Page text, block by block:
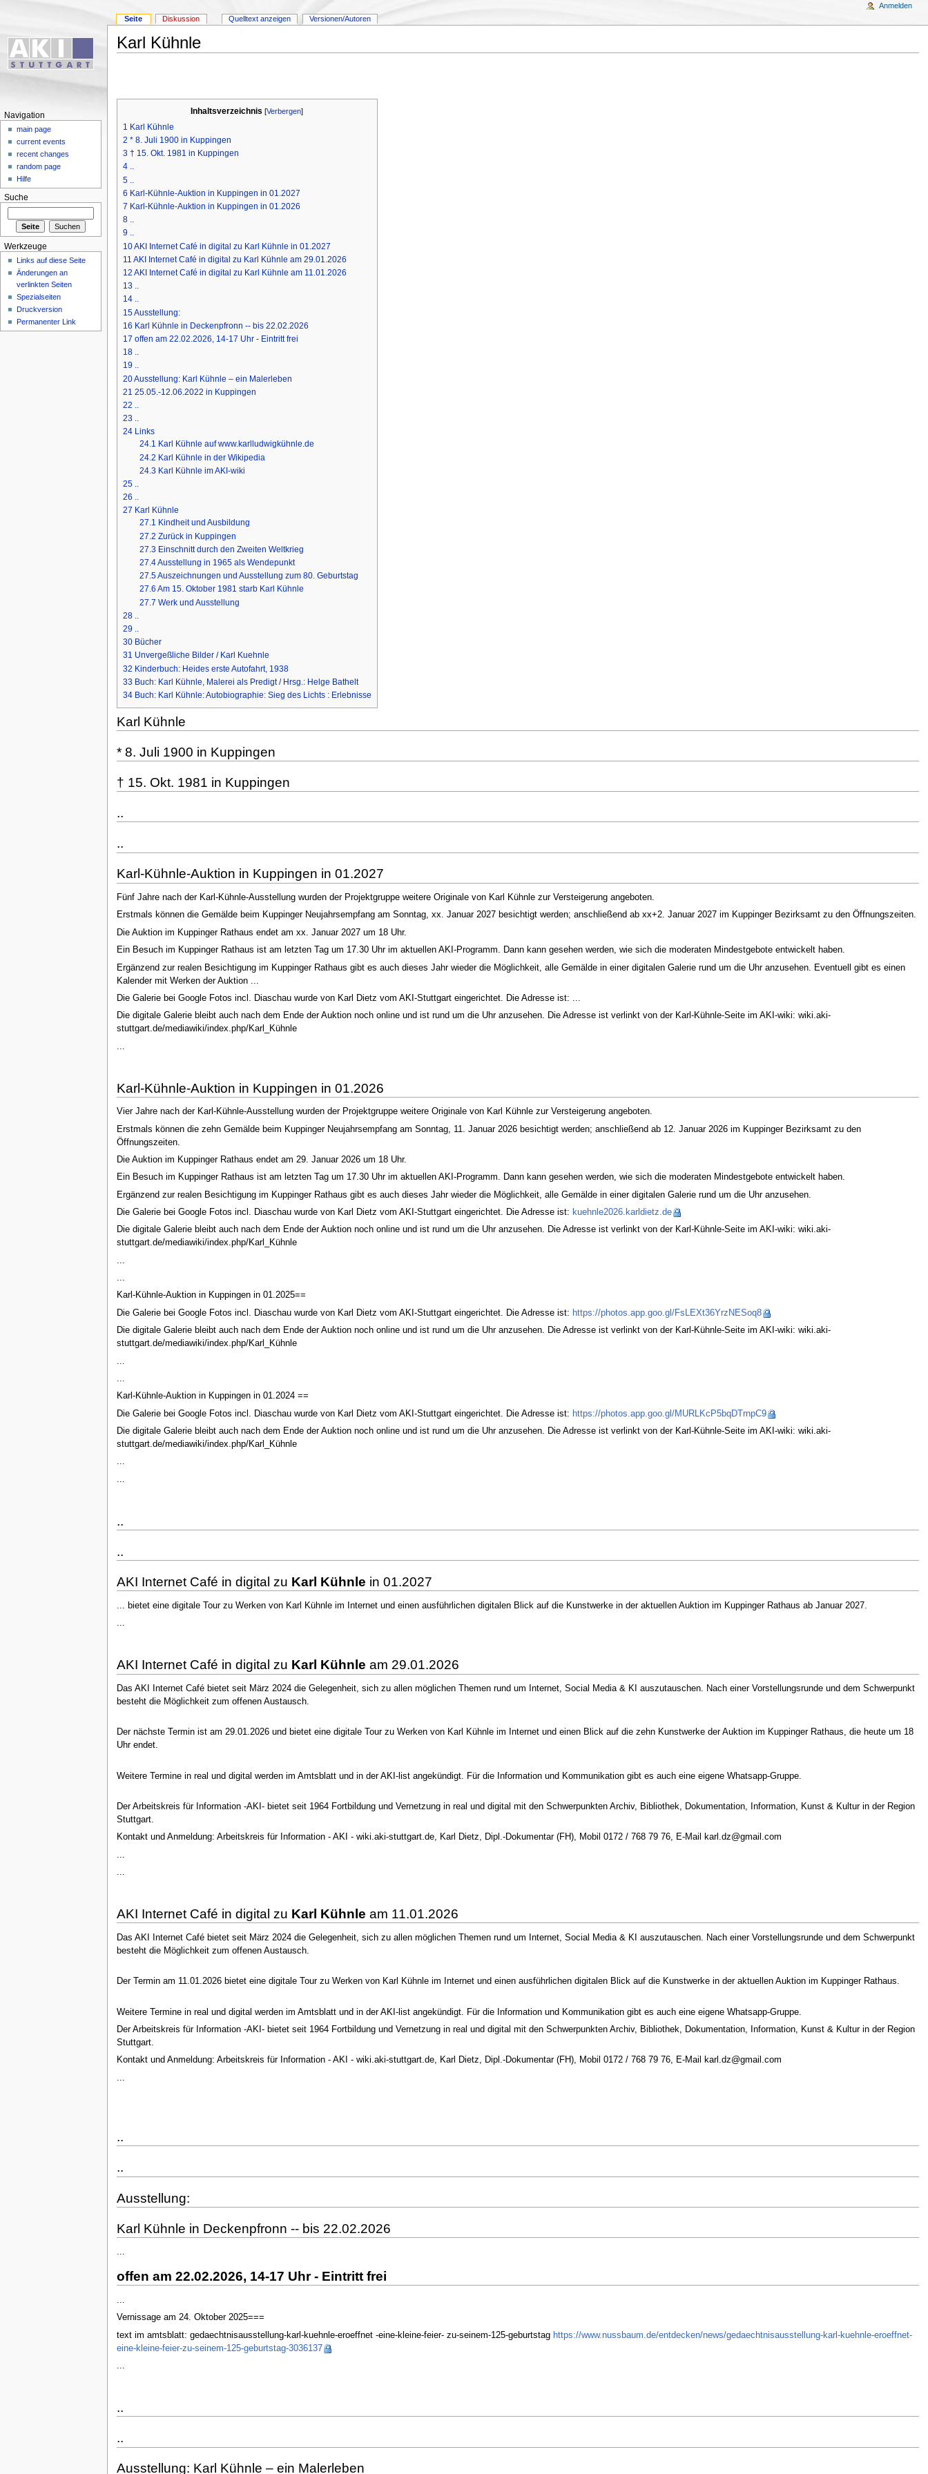
Karl Kühnle
Inhaltsverzeichnis [Verbergen]
1 Karl Kühnle
2 * 8. Juli 1900 in Kuppingen
3 † 15. Okt. 1981 in Kuppingen
4 ..
5
6 Karl-Kühnle-Auktion in Kuppingen in 01.2027
7 Karl-Kühnle-Auktion in Kuppingen in 01.2026
8 ..
9 ..
10AKI Internet Café in digital zu Karl Kühnle in 01.2027
11 AKI Internet Café in digital zu Karl Kühnle am 29.01.2026
12 AKI Internet Café in digital zu Karl Kühnle am 11.01.2026
13 ..
14 ..
15Ausstellung:
16 Karl Kühnle in Deckenpfronn -- bis 22.02.2026
17 offen am 22.02.2026, 14-17 Uhr - Eintritt frei
18 ..
19 ..
20Ausstellung: Karl Kühnle – ein Malerleben
21 25.05.-12.06.2022 in Kuppingen
22 ..
23 ..
24 Links
24.1 Karl Kühnle auf www.karlludwigkühnle.de
24.2 Karl Kühnle in der Wikipedia
24.3 Karl Kühnle im AKI-wiki
25 ..
26 ..
27 Karl Kühnle
27.1 Kindheit und Ausbildung
27.2 Zurück in Kuppingen
27.3 Einschnitt durch den Zweiten Weltkrieg
27.4Ausstellung in 1965 als Wendepunkt
27.5Auszeichnungen und Ausstellung zum 80. Geburtstag
27.6 Am 15. Oktober 1981 starb Karl Kühnle
27.7 Werk und Ausstellung
28 ..
29 ..
30 Bücher
31 Unvergeßliche Bilder / Karl Kuehnle
32 Kinderbuch: Heides erste Autofahrt, 1938
33 Buch: Karl Kühnle, Malerei als Predigt / Hrsg.: Helge Bathelt
34 Buch: Karl Kühnle: Autobiographie: Sieg des Lichts : Erlebnisse
Karl Kühnle
* 8. Juli 1900 in Kuppingen
† 15. Okt. 1981 in Kuppingen
..
..
Karl-Kühnle-Auktion in Kuppingen in 01.2027
Fünf Jahre nach der Karl-Kühnle-Ausstellung wurden der Projektgruppe weitere Originale von Karl Kühnle zur Versteigerung angeboten.
Erstmals können die Gemälde beim Kuppinger Neujahrsempfang am Sonntag, xx. Januar 2027 besichtigt werden; anschließend ab xx+2. Januar 2027 im Kuppinger Bezirksamt zu den Öffnungszeiten.
Die Auktion im Kuppinger Rathaus endet am xx. Januar 2027 um 18 Uhr.
Ein Besuch im Kuppinger Rathaus ist am letzten Tag um 17.30 Uhr im aktuellen AKI-Programm. Dann kann gesehen werden, wie sich die moderaten Mindestgebote entwickelt haben.
Ergänzend zur realen Besichtigung im Kuppinger Rathaus gibt es auch dieses Jahr wieder die Möglichkeit, alle Gemälde in einer digitalen Galerie rund um die Uhr anzusehen. Eventuell gibt es einen
Kalender mit Werken der Auktion ...
Die Galerie bei Google Fotos incl. Diaschau wurde von Karl Dietz vom AKI-Stuttgart eingerichtet. Die Adresse ist: ...
Die digitale Galerie bleibt auch nach dem Ende der Auktion noch online und ist rund um die Uhr anzusehen. Die Adresse ist verlinkt von der Karl-Kühnle-Seite im AKI-wiki: wiki.aki-
stuttgart.de/mediawiki/index.php/Karl_Kühnle
Karl-Kühnle-Auktion in Kuppingen in 01.2026
Vier Jahre nach der Karl-Kühnle-Ausstellung wurden der Projektgruppe weitere Originale von Karl Kühnle zur Versteigerung angeboten.
Erstmals können die zehn Gemälde beim Kuppinger Neujahrsempfang am Sonntag, 11. Januar 2026 besichtigt werden; anschließend ab 12. Januar 2026 im Kuppinger Bezirksamt zu den
Öffnungszeiten.
Die Auktion im Kuppinger Rathaus endet am 29. Januar 2026 um 18 Uhr.
Ein Besuch im Kuppinger Rathaus ist am letzten Tag um 17.30 Uhr im aktuellen AKI-Programm. Dann kann gesehen werden, wie sich die moderaten Mindestgebote entwickelt haben.
Ergänzend zur realen Besichtigung im Kuppinger Rathaus gibt es auch dieses Jahr wieder die Möglichkeit, alle Gemälde in einer digitalen Galerie rund um die Uhr anzusehen.
Die Galerie bei Google Fotos incl. Diaschau wurde von Karl Dietz vom AKI-Stuttgart eingerichtet. Die Adresse ist: kuehnle2026.karldietz.de
Die digitale Galerie bleibt auch nach dem Ende der Auktion noch online und ist rund um die Uhr anzusehen. Die Adresse ist verlinkt von der Karl-Kühnle-Seite im AKI-wiki: wiki.aki-
stuttgart.de/mediawiki/index.php/Karl_Kühnle
...
Karl-Kühnle-Auktion in Kuppingen in 01.2025==
Die Galerie bei Google Fotos incl. Diaschau wurde von Karl Dietz vom AKI-Stuttgart eingerichtet. Die Adresse ist: https://photos.app.goo.gl/FsLEXt36YrzNESoq8
Die digitale Galerie bleibt auch nach dem Ende der Auktion noch online und ist rund um die Uhr anzusehen. Die Adresse ist verlinkt von der Karl-Kühnle-Seite im AKI-wiki: wiki.aki-
stuttgart.de/mediawiki/index.php/Karl_Kühnle
...
Karl-Kühnle-Auktion in Kuppingen in 01.2024 ==
Die Galerie bei Google Fotos incl. Diaschau wurde von Karl Dietz vom AKI-Stuttgart eingerichtet. Die Adresse ist: https://photos.app.goo.gl/MURLKcP5bqDTrnpC9
Die digitale Galerie bleibt auch nach dem Ende der Auktion noch online und ist rund um die Uhr anzusehen. Die Adresse ist verlinkt von der Karl-Kühnle-Seite im AKI-wiki: wiki.aki-
stuttgart.de/mediawiki/index.php/Karl_Kühnle
...
..
..
AKI Internet Café in digital zu Karl Kühnle in 01.2027
... bietet eine digitale Tour zu Werken von Karl Kühnle im Internet und einen ausführlichen digitalen Blick auf die Kunstwerke in der aktuellen Auktion im Kuppinger Rathaus ab Januar 2027.
...
AKI Internet Café in digital zu Karl Kühnle am 29.01.2026
Das AKI Internet Café bietet seit März 2024 die Gelegenheit, sich zu allen möglichen Themen rund um Internet, Social Media & KI auszutauschen. Nach einer Vorstellungsrunde und dem Schwerpunkt
besteht die Möglichkeit zum offenen Austausch.
Der nächste Termin ist am 29.01.2026 und bietet eine digitale Tour zu Werken von Karl Kühnle im Internet und einen Blick auf die zehn Kunstwerke der Auktion im Kuppinger Rathaus, die heute um 18
Uhr endet.
Weitere Termine in real und digital werden im Amtsblatt und in der AKI-list angekündigt. Für die Information und Kommunikation gibt es auch eine eigene Whatsapp-Gruppe.
Der Arbeitskreis für Information -AKI- bietet seit 1964 Fortbildung und Vernetzung in real und digital mit den Schwerpunkten Archiv, Bibliothek, Dokumentation, Information, Kunst & Kultur in der Region
Stuttgart.
Kontakt und Anmeldung: Arbeitskreis für Information - AKI - wiki.aki-stuttgart.de, Karl Dietz, Dipl.-Dokumentar (FH), Mobil 0172 / 768 79 76, E-Mail karl.dz@gmail.com
...
AKI Internet Café in digital zu Karl Kühnle am 11.01.2026
Das AKI Internet Café bietet seit März 2024 die Gelegenheit, sich zu allen möglichen Themen rund um Internet, Social Media & KI auszutauschen. Nach einer Vorstellungsrunde und dem Schwerpunkt
besteht die Möglichkeit zum offenen Austausch.
Der Termin am 11.01.2026 bietet eine digitale Tour zu Werken von Karl Kühnle im Internet und einen ausführlichen digitalen Blick auf die Kunstwerke in der aktuellen Auktion im Kuppinger Rathaus.
Weitere Termine in real und digital werden im Amtsblatt und in der AKI-list angekündigt. Für die Information und Kommunikation gibt es auch eine eigene Whatsapp-Gruppe.
Der Arbeitskreis für Information -AKI- bietet seit 1964 Fortbildung und Vernetzung in real und digital mit den Schwerpunkten Archiv, Bibliothek, Dokumentation, Information, Kunst & Kultur in der Region
Stuttgart.
Kontakt und Anmeldung: Arbeitskreis für Information - AKI - wiki.aki-stuttgart.de, Karl Dietz, Dipl.-Dokumentar (FH), Mobil 0172 / 768 79 76, E-Mail karl.dz@gmail.com
..
..
Ausstellung:
Karl Kühnle in Deckenpfronn -- bis 22.02.2026
...
offen am 22.02.2026, 14-17 Uhr - Eintritt frei
...
Vernissage am 24. Oktober 2025===
text im amtsblatt: gedaechtnisausstellung-karl-kuehnle-eroeffnet -eine-kleine-feier- zu-seinem-125-geburtstag https://www.nussbaum.de/entdecken/news/gedaechtnisausstellung-karl-kuehnle-eroeffnet-
eine-kleine-feier-zu-seinem-125-geburtstag-3036137
...
..
..
Ausstellung: Karl Kühnle – ein Malerleben
Seite Diskussion Quelltext anzeigen Versionen/Autoren
Anmelden
Navigation
main page
current events
recent changes
random page
Hilfe
Suche
Werkzeuge
Links auf diese Seite
Änderungen an
verlinkten Seiten
Spezialseiten
Druckversion
Permanenter Link